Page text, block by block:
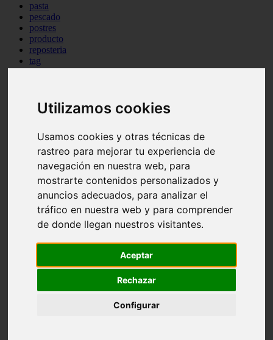
Utilizamos cookies
Usamos cookies y otras técnicas de
rastreo para mejorar tu experiencia de
navegación en nuestra web, para
mostrarte contenidos personalizados y
anuncios adecuados, para analizar el
tráfico en nuestra web y para comprender
de donde llegan nuestros visitantes.
Aceptar
Rechazar
Configurar
pasta
pescado
postres
producto
reposteria
tag
venezuela
Madrid - pozuelo-de-alarcón
Teruel - sarrión
Illes-balears - inca
Madrid - madrid
Málaga - torremolinos
Asturias - oviedo
Cádiz - el-puerto-de-santa-maría
Asturias - aller
Toledo - illescas
álava - vitoria-gasteiz
Málaga - marbella
Barcelona - barcelona
Pontevedra - lalín
Cantabria - val-de-san-vicente